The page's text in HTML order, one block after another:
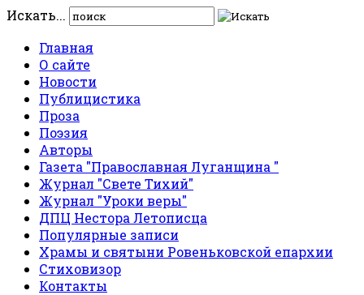
Искать...
Главная
О сайте
Новости
Публицистика
Проза
Поэзия
Авторы
Газета "Православная Луганщина "
Журнал "Свете Тихий"
Журнал "Уроки веры"
ДПЦ Нестора Летописца
Популярные записи
Храмы и святыни Ровеньковской епархии
Стиховизор
Контакты